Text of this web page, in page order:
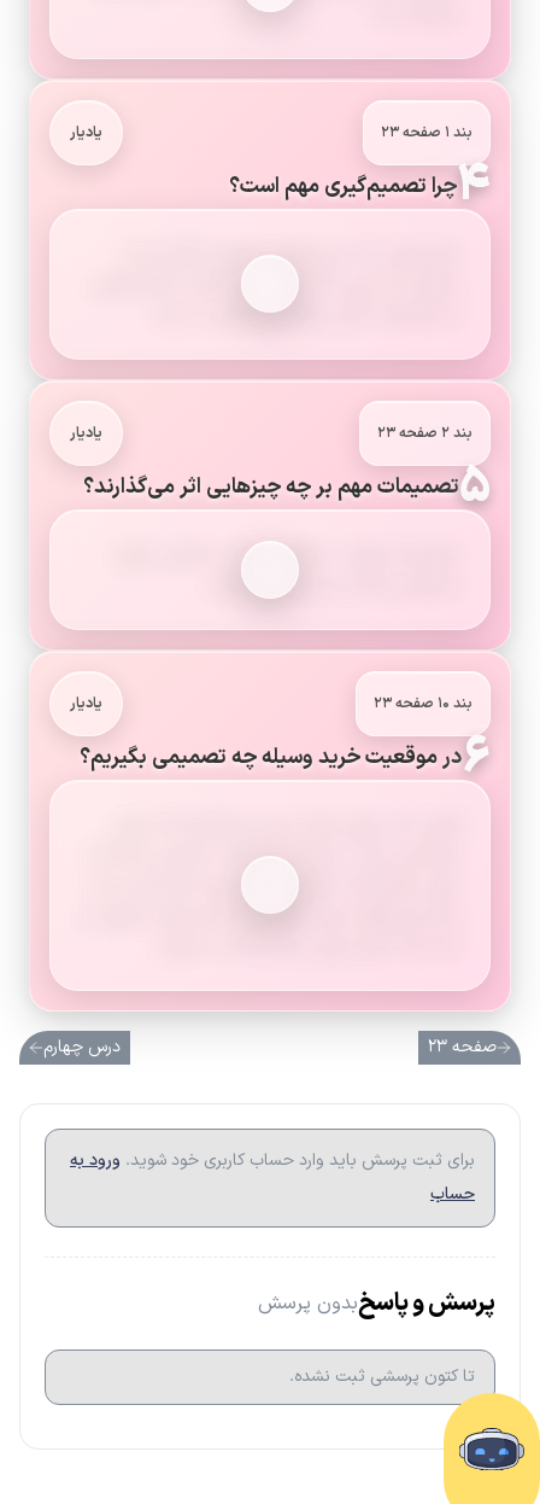
بند ۱ صفحه ۲۳ یادیار
۴چرا تصمیم‌گیری مهم است؟
تصمیماتی که ما می‌گیریم، نتایج و آثاری دارند.
ممکن است این آثار خوب یا بد باشند. البتّه بعضی
از تصمیمات تأثیر زیادی بر زندگی ما دارند.
بند ۲ صفحه ۲۳ یادیار
۵تصمیمات مهم بر چه چیزهایی اثر می‌گذارند؟
تصمیمات مهم در اخلاق و رفتار، سلامتی، وضع
تحصیل و آینده ی ما اثر می‌گذارند.
بند ۱۰ صفحه ۲۳ یادیار
۶در موقعیت خرید وسیله چه تصمیمی بگیریم؟
دوستش دارید، پس‌انداز کرده‌اید. اما برادر شما یک
بازی سرگرم‌کننده و فکری جالب پیدا کرده است و از
شما می‌خواهد برای خریدن آن با او شریک بشوید و
صفحه ۲۳ درس چهارم
برای ثبت پرسش باید وارد حساب کاربری خود شوید. ورود به
حساب
پرسش و پاسخبدون پرسش
تا کتون پرسشی ثبت نشده.